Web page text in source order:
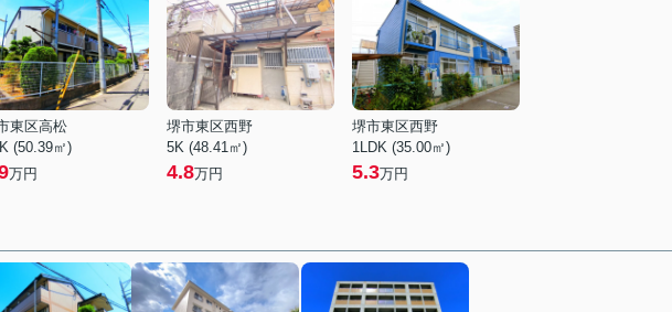
東区高松
(50.39㎡)
万円
堺市東区西野
5K (48.41㎡)
4.8万円
堺市東区西野
1LDK (35.00㎡)
5.3万円